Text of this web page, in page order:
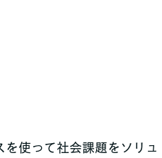
使って社会課題をソリュ